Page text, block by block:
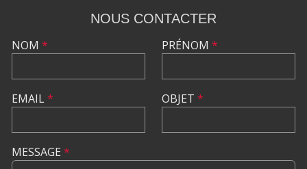
NOUS CONTACTER
NOM *
EMAIL*
PRÉNOM *
OBJET *
MESSAGE *